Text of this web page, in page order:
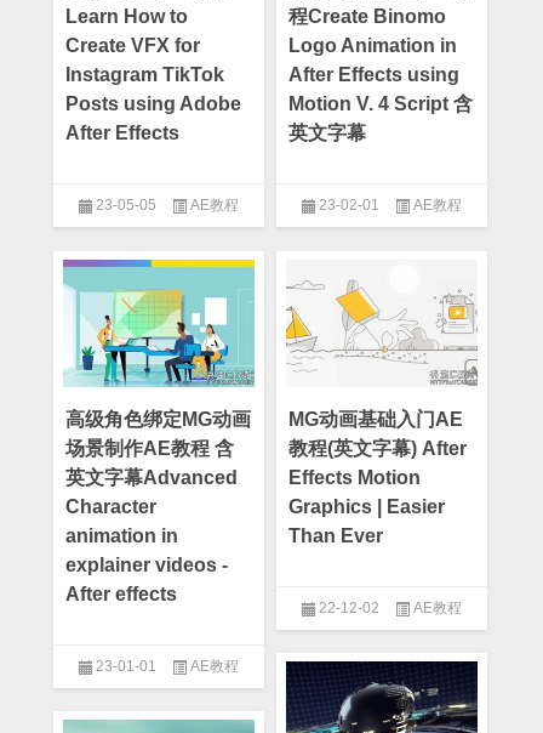
Learn How to
Create VFX for
Instagram TikTok
Posts using Adobe
After Effects
23-05-05 AE教程
程Create Binomo
Logo Animation in
After Effects using
Motion V. 4 Script 含
英文字幕
23-02-01 AE教程
高级角色绑定MG动画
场景制作AE教程 含
英文字幕Advanced
Character
animation in
explainer videos -
After effects
23-01-01 AE教程
MG动画基础入门AE
教程(英文字幕) After
Effects Motion
Graphics | Easier
Than Ever
22-12-02 AE教程